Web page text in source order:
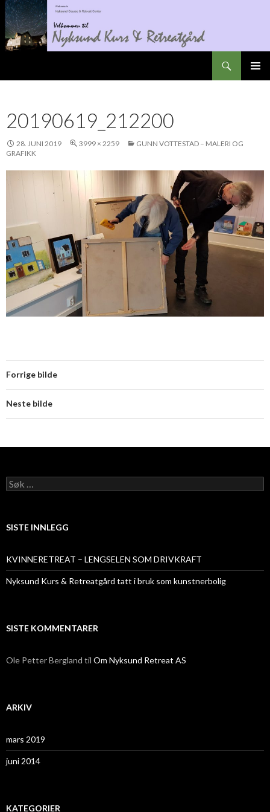
20190619_212200
28. JUNI 2019 3999 × 2259
GUNN VOTTESTAD – MALERI OG
GRAFIKK
Forrige bilde
Neste bilde
Søk
etter:
SISTE INNLEGG
KVINNERETREAT – LENGSELEN SOM DRIVKRAFT
Nyksund Kurs & Retreatgård tatt i bruk som kunstnerbolig
SISTE KOMMENTARER
Ole Petter Bergland til Om Nyksund Retreat AS
ARKIV
mars 2019
juni 2014
KATEGORIER